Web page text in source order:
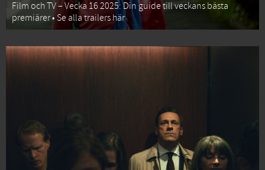
Film och TV – Vecka 16 2025: Din guide till veckans bästa
premiärer • Se alla trailers här